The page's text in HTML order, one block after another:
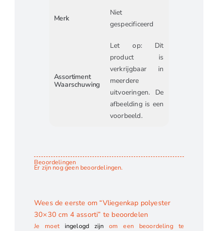
Merk
Niet
gespecificeerd
Assortiment
Waarschuwing
Let op: Dit
product is
verkrijgbaar in
meerdere
uitvoeringen. De
afbeelding is een
voorbeeld.
Beoordelingen
Er zijn nog geen beoordelingen.
Wees de eerste om “Vliegenkap polyester
30×30 cm 4 assorti” te beoordelen
Je moet ingelogd zijn om een beoordeling te